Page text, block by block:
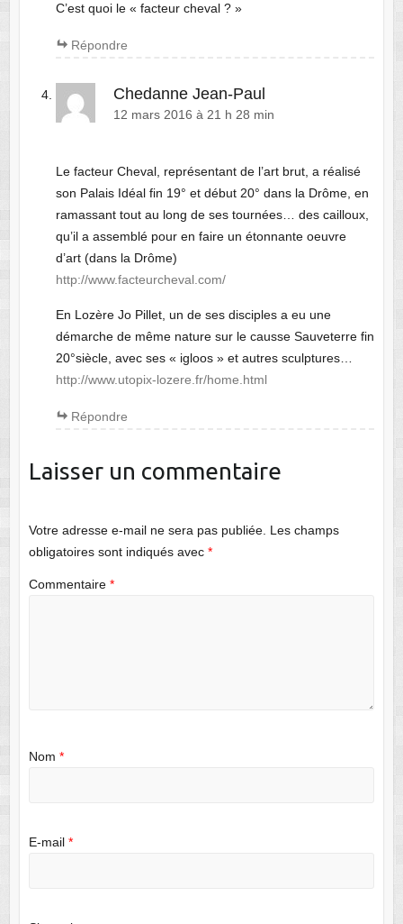
C’est quoi le « facteur cheval ? »
Répondre
Chedanne Jean-Paul
12 mars 2016 à 21 h 28 min
Le facteur Cheval, représentant de l’art brut, a réalisé
son Palais Idéal fin 19° et début 20° dans la Drôme, en
ramassant tout au long de ses tournées… des cailloux,
qu’il a assemblé pour en faire un étonnante oeuvre
d’art (dans la Drôme)
http://www.facteurcheval.com/
En Lozère Jo Pillet, un de ses disciples a eu une
démarche de même nature sur le causse Sauveterre fin
20°siècle, avec ses « igloos » et autres sculptures…
http://www.utopix-lozere.fr/home.html
Répondre
Laisser un commentaire
Votre adresse e-mail ne sera pas publiée. Les champs
obligatoires sont indiqués avec *
Commentaire *
Nom *
E-mail *